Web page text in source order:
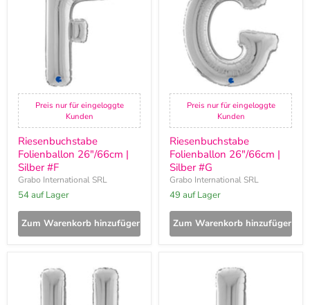
Preis nur für eingeloggte
Kunden
Riesenbuchstabe
Folienballon 26"/66cm |
Silber #F
Grabo International SRL
54 auf Lager
Zum Warenkorb hinzufügen
Silber
Preis nur für eingeloggte
Kunden
Riesenbuchstabe
Folienballon 26"/66cm |
Silber #G
Grabo International SRL
49 auf Lager
Zum Warenkorb hinzufügen
Folienballon
26"/66cm
Riesenbuchstabe
Folienballon